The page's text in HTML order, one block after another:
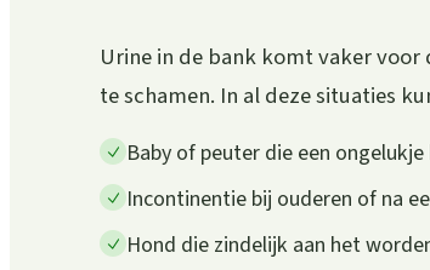
Urine in de bank komt vaker
te schamen. In al deze situaties
Baby of peuter die een
Incontinentie bij ouderen of na
Hond die zindelijk aan het